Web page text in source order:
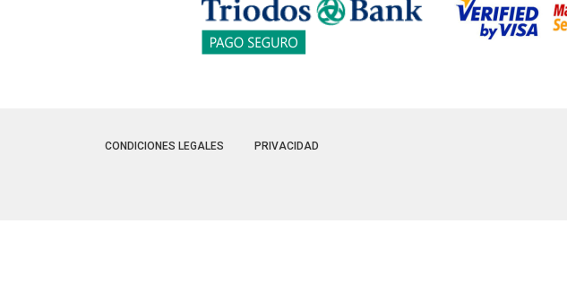
CONDICIONES LEGALES PRIVACIDAD